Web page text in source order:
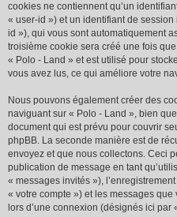
cookies ne contiennent qu’un
« user-id ») et un identifiant de
id »), qui vous sont automatiquement
troisième cookie sera créé une fois
« Polo - Land » et est utilisé pour
vous avez lus, ce qui améliore votre
Nous pouvons également créer des
naviguant sur « Polo - Land », bien
document qui est prévu pour couvrir
phpBB. La seconde manière est de
envoyez et que nous collectons. Ceci
publication de message en tant
« messages invités »),
« votre compte ») et les messages
lors d’une connexion (désignés ici par